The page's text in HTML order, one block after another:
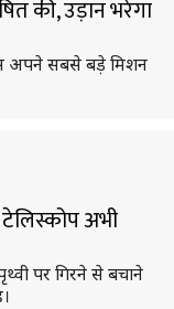
की, उड़ान भरेगा
अपने सबसे बड़े मिशन
अभी
पर गिरने से बचाने